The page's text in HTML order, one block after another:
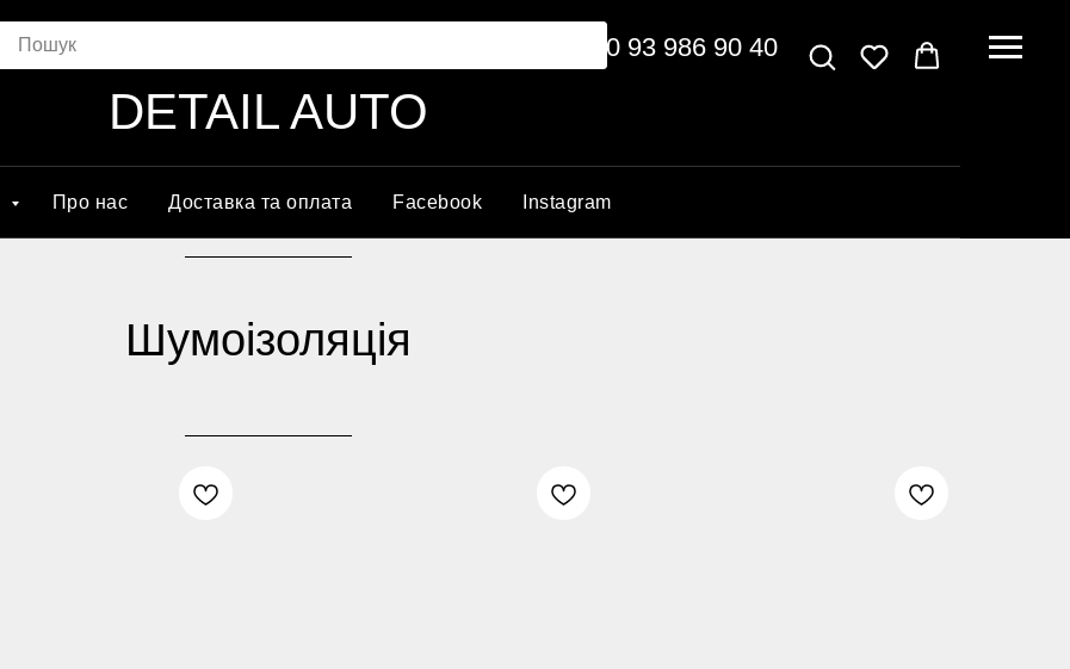
+380 93 986 90 40
DETAIL AUTO
Про нас Доставка та оплата Facebook Instagram
Шумоізоляція